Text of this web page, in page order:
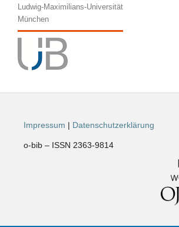
Ludwig-Maximilians-Universität
München
Impressum | Datenschutzerklärung
o-bib – ISSN 2363-9814